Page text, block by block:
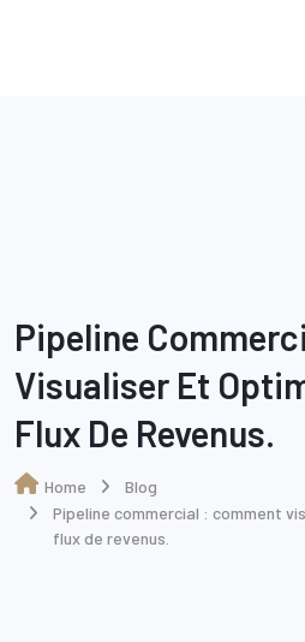
Pipeline
Visualiser Et
Flux De Revenus.
Home
Blog
Pipeline commercial : comment
flux de revenus.